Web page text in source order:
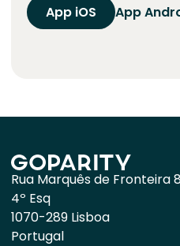
App iOS
App
Rua Marquês de Fronteira
4º Esq
1070-289 Lisboa
Portugal